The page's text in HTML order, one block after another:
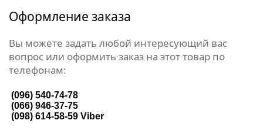
Оформление заказа
Вы можете задать любой интересующий вас
вопрос или оформить заказ на этот товар по
телефонам:
(096) 540-74-78
(066) 946-37-75
(098) 614-58-59 Viber